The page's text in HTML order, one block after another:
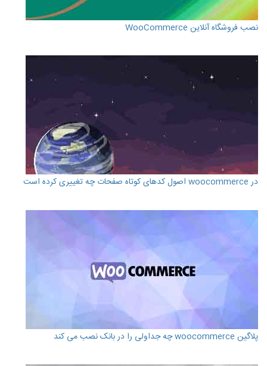
نصب فروشگاه آنلاین WooCommerce
در woocommerce اصول کدهای کوتاه صفحات چه تغییری کرده است
پلاگین woocommerce چه جداولی را در بانک نصب می کند